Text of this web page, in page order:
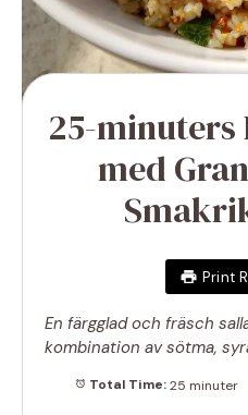
25-
med
Print
En färgglad och fräsch
kombination av sötma,
Total Time:25 minuter